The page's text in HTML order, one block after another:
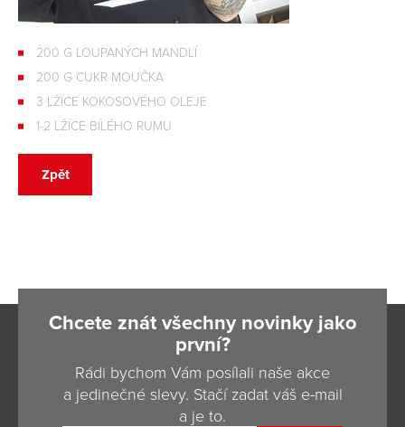
200 G LOUPANÝCH MANDLÍ
200 G CUKR MOUČKA
3 LŽÍCE KOKOSOVÉHO OLEJE
1-2 LŽÍCE BÍLÉHO RUMU
Zpět
Chcete znát všechny novinky jako
první?
Rádi bychom Vám posílali naše akce
a jedinečné slevy. Stačí zadat váš e-mail
a je to.